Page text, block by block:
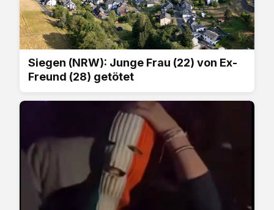
Siegen (NRW): Junge Frau (22) von Ex-
Freund (28) getötet